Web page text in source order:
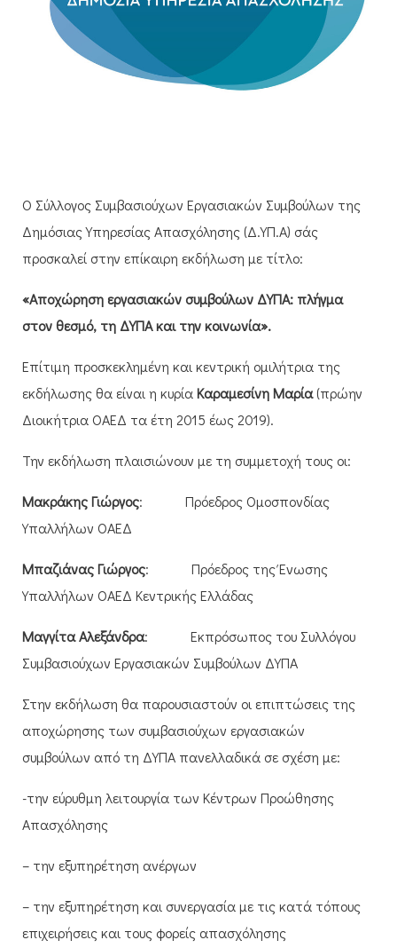
Ο Σύλλογος Συμβασιούχων Εργασιακών Συμβούλων της
Δημόσιας Υπηρεσίας Απασχόλησης (Δ.ΥΠ.Α) σάς
προσκαλεί στην επίκαιρη εκδήλωση με τίτλο:
«Αποχώρηση εργασιακών συμβούλων ΔΥΠΑ: πλήγμα
στον θεσμό, τη ΔΥΠΑ και την κοινωνία».
Επίτιμη προσκεκλημένη και κεντρική ομιλήτρια της
εκδήλωσης θα είναι η κυρίαΚαραμεσίνη Μαρία(πρώην
Διοικήτρια ΟΑΕΔ τα έτη 2015 έως 2019).
Την εκδήλωση πλαισιώνουν με τη συμμετοχή τους οι:
Μακράκης Γιώργος: Πρόεδρος Ομοσπονδίας
Υπαλλήλων ΟΑΕΔ
Μπαζιάνας Γιώργος: Πρόεδρος της Ένωσης
Υπαλλήλων ΟΑΕΔ Κεντρικής Ελλάδας
Μαγγίτα Αλεξάνδρα: Εκπρόσωπος του Συλλόγου
Συμβασιούχων Εργασιακών Συμβούλων ΔΥΠΑ
Στην εκδήλωση θα παρουσιαστούν οι επιπτώσεις της
αποχώρησης των συμβασιούχων εργασιακών
συμβούλων από τη ΔΥΠΑ πανελλαδικά σε σχέση με:
-την εύρυθμη λειτουργία των Κέντρων Προώθησης
Απασχόλησης
– την εξυπηρέτηση ανέργων
– την εξυπηρέτηση και συνεργασία με τις κατά τόπους
επιχειρήσεις και τους φορείς απασχόλησης